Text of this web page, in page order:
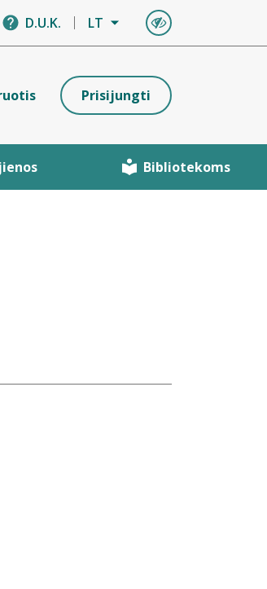
D.U.K. LT
Prisijungti
Bibliotekoms